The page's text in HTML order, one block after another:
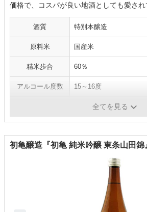
価格で、コスパが良い地酒としても愛され
酒質 特別本醸造
原料米 国産米
精米歩合 60％
アルコール度数 15～16度
1800ｍl全てを見る
初亀醸造『初亀 純米吟醸 東条山田錦